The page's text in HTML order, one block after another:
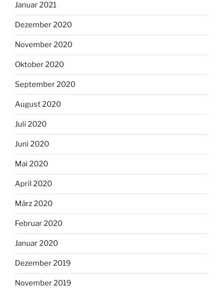
Januar 2021
Dezember 2020
November 2020
Oktober 2020
September 2020
August 2020
Juli 2020
Juni 2020
Mai 2020
April 2020
März 2020
Februar 2020
Januar 2020
Dezember 2019
November 2019